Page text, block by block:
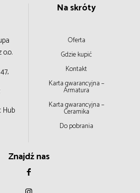
o.o.
Hub
Na skróty
Oferta
Gdzie kupić
Kontakt
Karta gwarancyjna –
Armatura
Karta gwarancyjna –
Ceramika
Do pobrania
Znajdź nas